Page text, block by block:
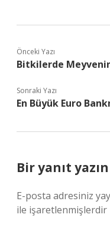
Önceki Yazı
Bitkilerde
Sonraki Yazı
En Büyük Euro
Bir yanıt yazın
E-posta adresiniz
ile işaretlenmişlerdir